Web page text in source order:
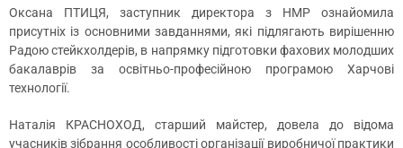
Оксана ПТИЦЯ, заступник директора з НМР ознайомила
присутніх із основними завданнями, які підлягають вирішенню
Радою стейкхолдерів, в напрямку підготовки фахових молодших
бакалаврів за освітньо-професійною програмою Харчові
технології.
Наталія КРАСНОХОД, старший майстер, довела до відома
учасників зібрання особливості організації виробничої практики